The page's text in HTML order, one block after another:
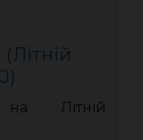
Літній